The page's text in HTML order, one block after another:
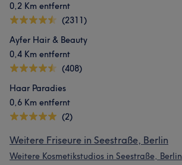
0,2 Km entfernt
(2311)
Ayfer Hair & Beauty
0,4 Km entfernt
(408)
Haar Paradies
0,6 Km entfernt
(2)
Weitere Friseure in Seestraße, Berlin
Weitere Kosmetikstudios in Seestraße, Berlin